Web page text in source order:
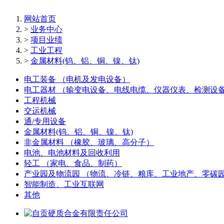
网站首页
> 业务中心
> 项目业绩
> 工业工程
> 金属材料(钨、铝、铜、镍、钛)
电工装备 （电机及发电设备）
电工器材 （输变电设备、电线电缆、仪器仪表、检测设备
工程机械
交运机械
通/专用设备
金属材料(钨、铝、铜、镍、钛)
非金属材料 （橡胶、玻璃、高分子）
电池、电池材料及回收利用
轻工 （家电、食品、制药）
产业园及物流园 （物流、冷链、粮库、工业地产、零碳园
智能制造、工业互联网
其他